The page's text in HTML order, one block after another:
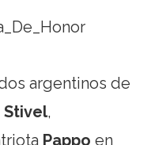
argentinos de
Stivel,
Pappoen